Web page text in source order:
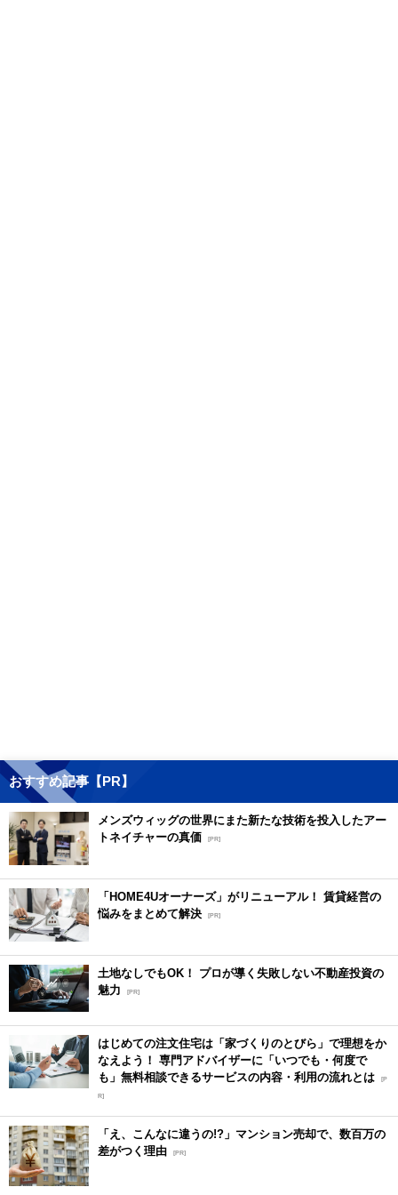
おすすめ記事【PR】
メンズウィッグの世界にまた新たな技術を投入したアー
トネイチャーの真価
[PR]
「HOME4Uオーナーズ」がリニューアル！ 賃貸経営の
悩みをまとめて解決 [PR]
土地なしでもOK！ プロが導く失敗しない不動産投資の
魅力
[PR]
はじめての注文住宅は「家づくりのとびら」で理想をか
なえよう！ 専門アドバイザーに「いつでも・何度で
も」無料相談できるサービスの内容・利用の流れとは [P
R]
「え、こんなに違うの!?」マンション売却で、数百万の
差がつく理由 [PR]